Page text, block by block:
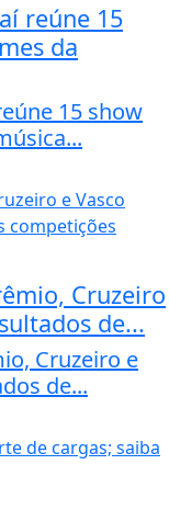
reúne 15
da
15 show
Cruzeiro
de...
Cruzeiro e
de...